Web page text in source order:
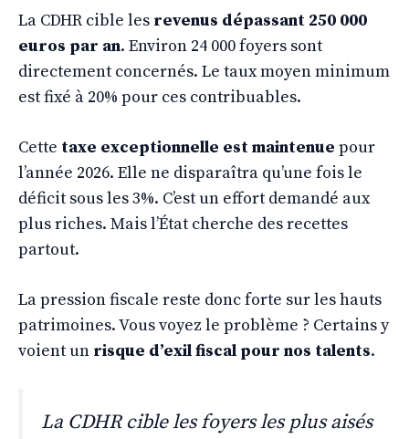
La CDHR cible les revenus dépassant 250 000
euros par an. Environ 24 000 foyers sont
directement concernés. Le taux moyen minimum
est fixé à 20% pour ces contribuables.
Cette taxe exceptionnelle est maintenue pour
l’année 2026. Elle ne disparaîtra qu’une fois le
déficit sous les 3%. C’est un effort demandé aux
plus riches. Mais l’État cherche des recettes
partout.
La pression fiscale reste donc forte sur les hauts
patrimoines. Vous voyez le problème ? Certains y
voient un risque d’exil fiscal pour nos talents.
La CDHR cible les foyers les plus aisés